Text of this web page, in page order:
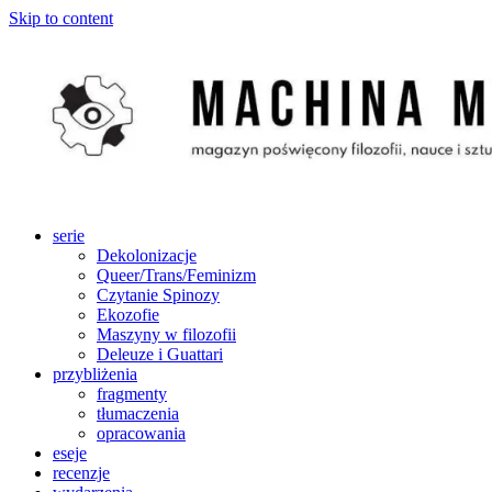
Skip to content
serie
Dekolonizacje
Queer/Trans/Feminizm
Czytanie Spinozy
Ekozofie
Maszyny w filozofii
Deleuze i Guattari
przybliżenia
fragmenty
tłumaczenia
opracowania
eseje
recenzje